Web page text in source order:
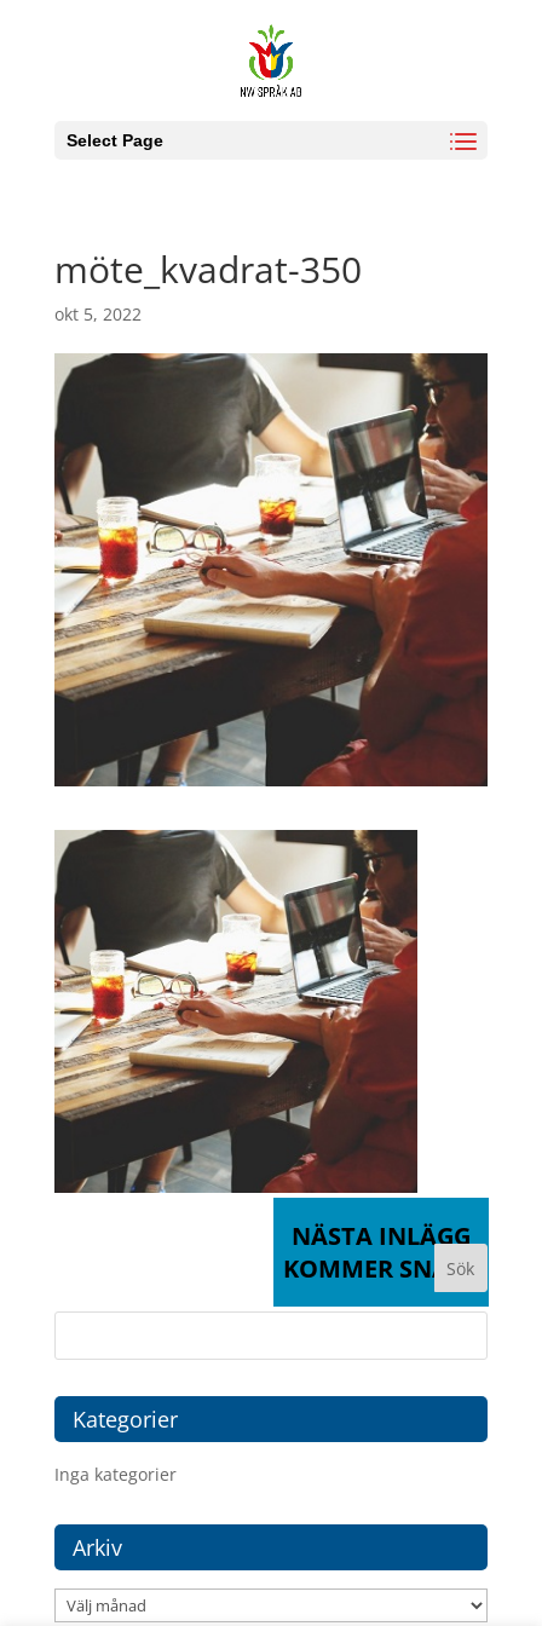
Select Page
möte_kvadrat-350
okt 5, 2022
NÄSTA INLÄGG
KOMMER SNART
Kategorier
Inga kategorier
Arkiv
Arkiv